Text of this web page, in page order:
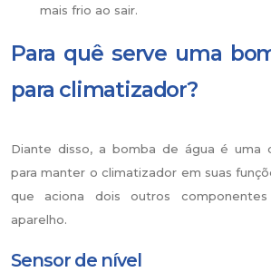
mais frio ao sair.
Para quê serve uma
para climatizador?
Diante disso, a bomba de água é uma
para manter o climatizador em suas
que aciona dois outros
aparelho.
Sensor de nível